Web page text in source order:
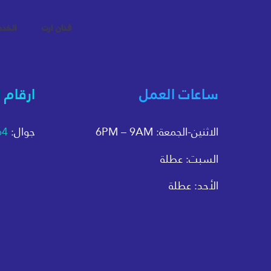
فنان ارت
جوال:
ساعات العمل
الاثنين-الجمعة: 6PM – 9AM
السبت: عطلة
الأحد: عطلة